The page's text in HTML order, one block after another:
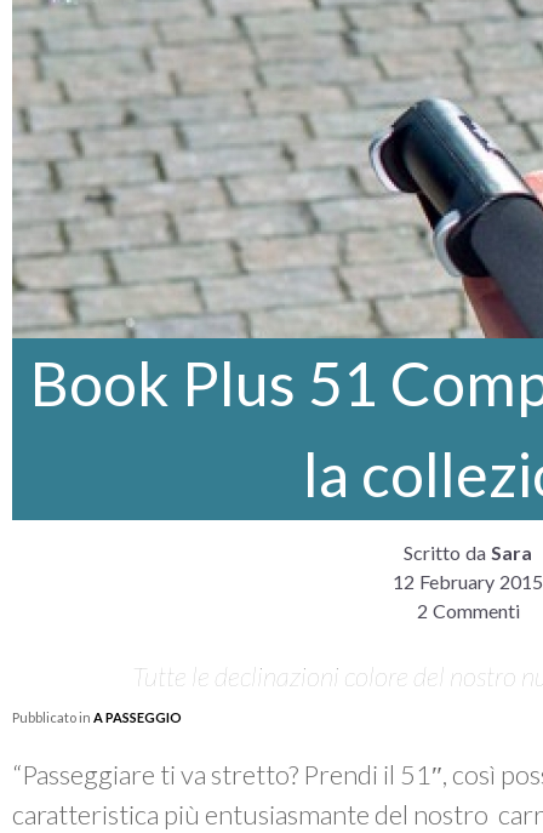
Book Plus 51
la
Scritto da Sara
12 February 2015
2 Commenti
Tutte le declinazioni colore del nostro
Pubblicato in A PASSEGGIO
“Passeggiare ti va stretto? Prendi il 51″, così
caratteristica più entusiasmante del nostro